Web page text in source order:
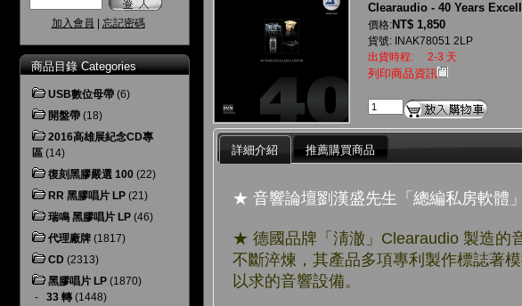
加入會員 忘記密碼
商品目錄 Categories
USB數位母帶 (6)
開盤帶 (18)
2016高雄展紀念CD專
區 (14)
復刻黑膠嚴選 100 (22)
RR 黑膠唱片 LP (21)
瑞鳴 黑膠唱片 LP (46)
代理廠牌 (1817)
CD (2313)
黑膠唱片 LP (1870)
- 33 轉 (1448)
Clearaudio - 40 Years
價格:NT$ 1,850
貨號: INAK78051 2LP
出貨時程:
2-3 天
列印商品資訊
詳細介紹 推薦購買商品
★ 音響論壇劉漢盛先生「總編私房軟體
★ 德國品牌「淸澈」Clearaudio 製造的
不斷淬煉，其產品多項專利製作標誌著
以求的音響設備。